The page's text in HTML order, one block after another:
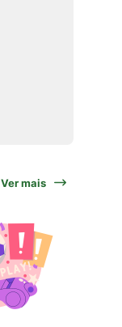
Ver mais